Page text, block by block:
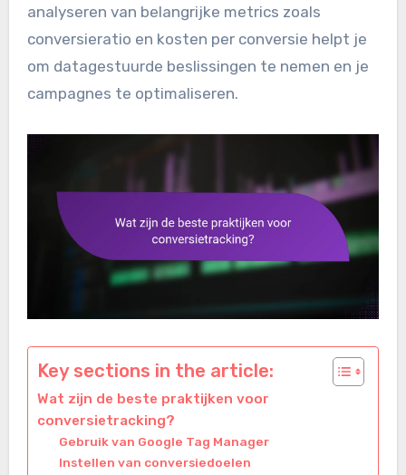
analyseren van belangrijke metrics zoals
conversieratio en kosten per conversie helpt je
om datagestuurde beslissingen te nemen en je
campagnes te optimaliseren.
Key sections in the article:
Wat zijn de beste praktijken voor
conversietracking?
Gebruik van Google Tag Manager
Instellen van conversiedoelen